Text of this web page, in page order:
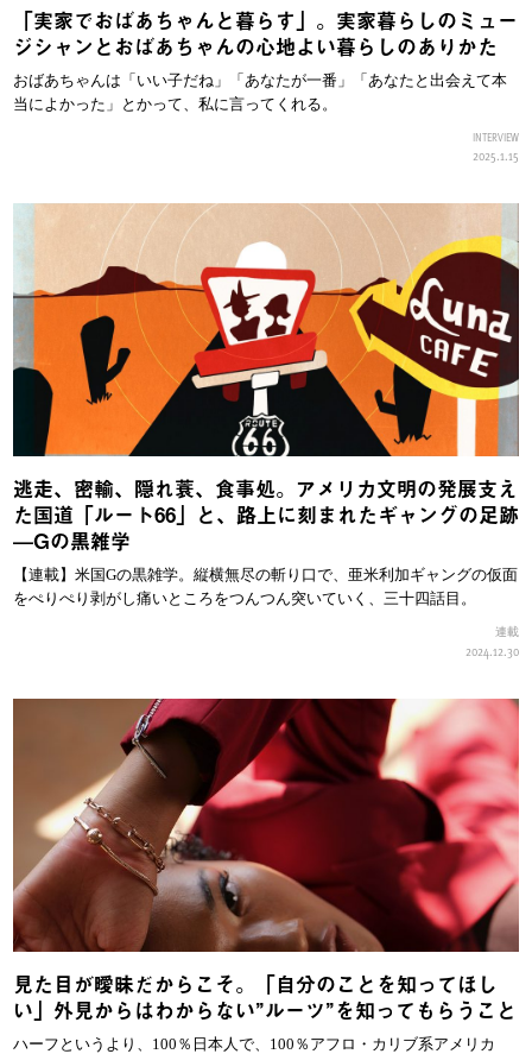
「実家でおばあちゃんと暮らす」。実家暮らしのミュー
ジシャンとおばあちゃんの心地よい暮らしのありかた
おばあちゃんは「いい子だね」「あなたが一番」「あなたと出会えて本
当によかった」とかって、私に言ってくれる。
INTERVIEW
2025.1.15
逃走、密輸、隠れ蓑、食事処。アメリカ文明の発展支え
た国道「ルート66」と、路上に刻まれたギャングの足跡
—Gの黒雑学
【連載】米国Gの黒雑学。縦横無尽の斬り口で、亜米利加ギャングの仮面
をぺりぺり剥がし痛いところをつんつん突いていく、三十四話目。
連載
2024.12.30
見た目が曖昧だからこそ。「自分のことを知ってほし
い」外見からはわからない”ルーツ”を知ってもらうこと
ハーフというより、100％日本人で、100％アフロ・カリブ系アメリカ